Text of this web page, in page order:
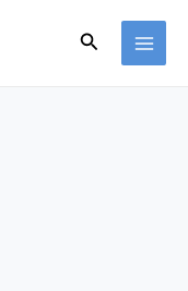
Search